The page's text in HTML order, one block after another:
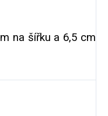
na šířku a 6,5 cm